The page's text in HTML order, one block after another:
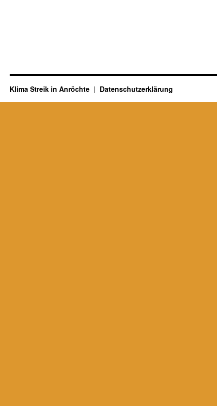
Klima Streik in Anröchte Datenschutzerklärung